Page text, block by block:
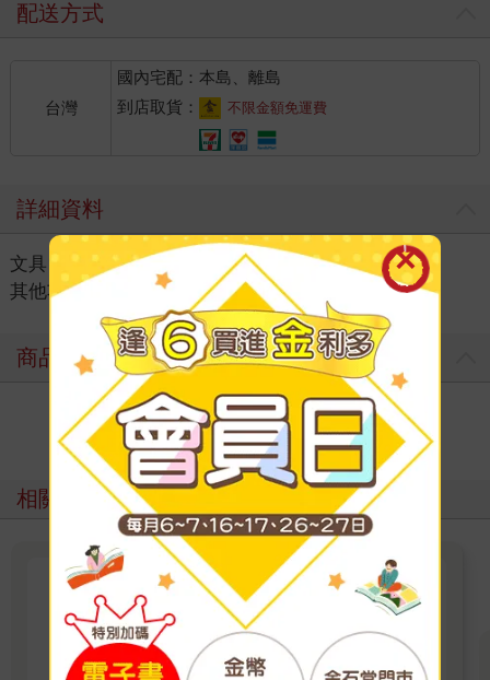
配送方式
台灣
國內宅配：本島、離島
到店取貨：
不限金額免運費
詳細資料
文具 ＞ 筆記本｜紙品 ＞ 功能筆記 ＞
其他功能筆記｜練習本
商品評價
寫評價
相關主題
幫助你實現目標的子彈筆記
專業子彈筆記本有點陣內頁，更方便創造自己想
要個格式。但其實任何筆記本都可以寫子彈筆